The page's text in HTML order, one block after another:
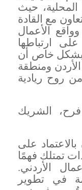
حيث
مع القادة
الأعمال
ارتباطها
بشكل خاص أن
ومنطقة
روح ريادية
الشريك
على
تمتلك فهمًا
الأردني.
في تطوير